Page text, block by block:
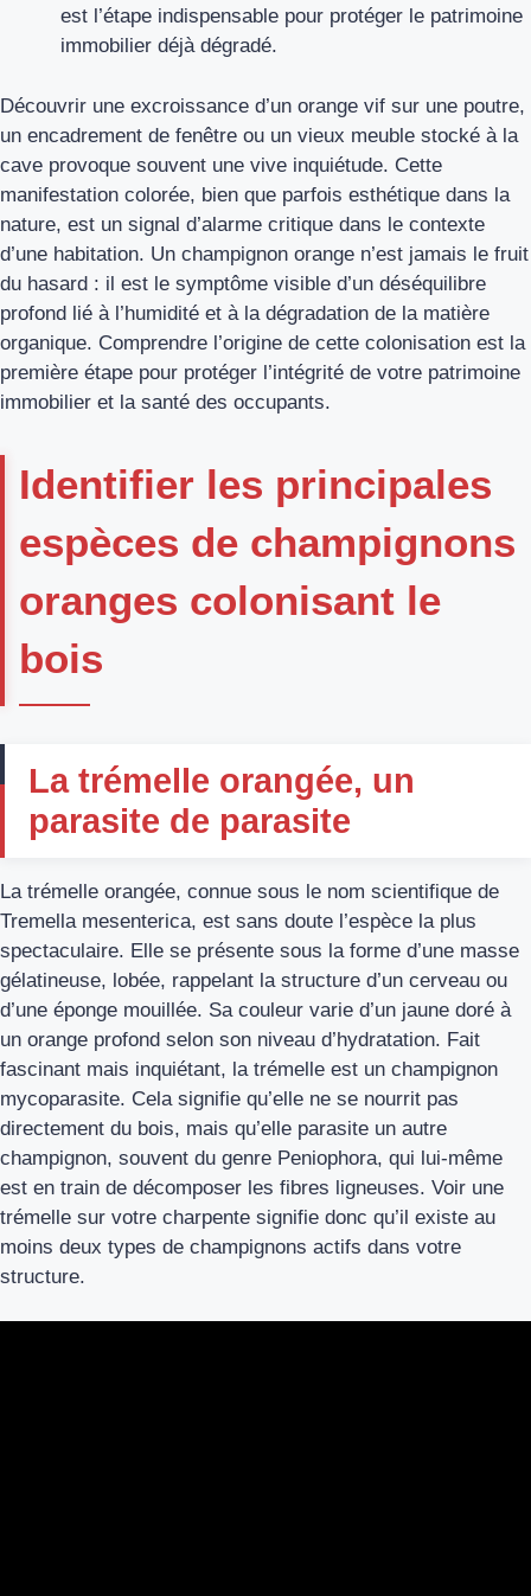
est l’étape indispensable pour protéger le patrimoine
immobilier déjà dégradé.
Découvrir une excroissance d’un orange vif sur une poutre,
un encadrement de fenêtre ou un vieux meuble stocké à la
cave provoque souvent une vive inquiétude. Cette
manifestation colorée, bien que parfois esthétique dans la
nature, est un signal d’alarme critique dans le contexte
d’une habitation. Un champignon orange n’est jamais le fruit
du hasard : il est le symptôme visible d’un déséquilibre
profond lié à l’humidité et à la dégradation de la matière
organique. Comprendre l’origine de cette colonisation est la
première étape pour protéger l’intégrité de votre patrimoine
immobilier et la santé des occupants.
Identifier les principales
espèces de champignons
oranges colonisant le
bois
La trémelle orangée, un
parasite de parasite
La trémelle orangée, connue sous le nom scientifique de
Tremella mesenterica, est sans doute l’espèce la plus
spectaculaire. Elle se présente sous la forme d’une masse
gélatineuse, lobée, rappelant la structure d’un cerveau ou
d’une éponge mouillée. Sa couleur varie d’un jaune doré à
un orange profond selon son niveau d’hydratation. Fait
fascinant mais inquiétant, la trémelle est un champignon
mycoparasite. Cela signifie qu’elle ne se nourrit pas
directement du bois, mais qu’elle parasite un autre
champignon, souvent du genre Peniophora, qui lui-même
est en train de décomposer les fibres ligneuses. Voir une
trémelle sur votre charpente signifie donc qu’il existe au
moins deux types de champignons actifs dans votre
structure.